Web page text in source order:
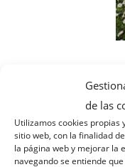
de las
Utilizamos cookies propias
sitio web, con la finalidad
la página web y mejorar la
navegando se entiende
El primer
unos 250
segundo día